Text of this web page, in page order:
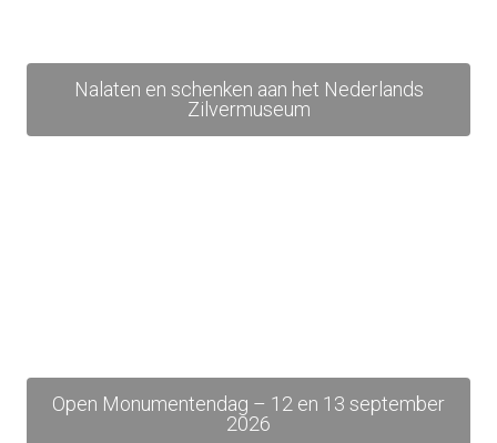
Nalaten en schenken aan het Nederlands
Zilvermuseum
Open Monumentendag – 12 en 13 september
2026